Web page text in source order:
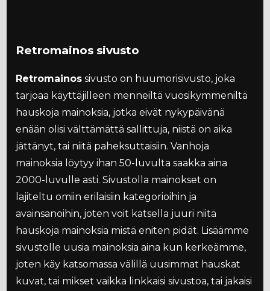
Retromainos sivusto
Retromainos sivusto on huumorisivusto, joka
tarjoaa käyttäjilleen menneiltä vuosikymmeniltä
hauskoja mainoksia, jotka eivät nykypäivänä
enään olisi välttämättä sallittuja, niistä on aika
jättänyt, tai niitä paheksuttaisiin. Vanhoja
mainoksia löytyy ihan 50-luvulta saakka aina
2000-luvulle asti. Sivustolla mainokset on
lajiteltu omiin erilaisiin kategorioihin ja
avainsanoihin, joten voit katsella juuri niitä
hauskoja mainoksia mistä eniten pidät. Lisäämme
sivustolle uusia mainoksia aina kun kerkeämme,
joten käy katsomassa välillä uusimmat hauskat
kuvat, tai mikset vaikka linkkaisi sivustoa, tai jakaisi